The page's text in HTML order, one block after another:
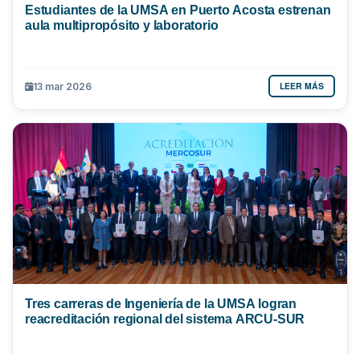
Estudiantes de la UMSA en Puerto Acosta estrenan
aula multipropósito y laboratorio
13 mar 2026 LEER MÁS
Tres carreras de Ingeniería de la UMSA logran
reacreditación regional del sistema ARCU-SUR